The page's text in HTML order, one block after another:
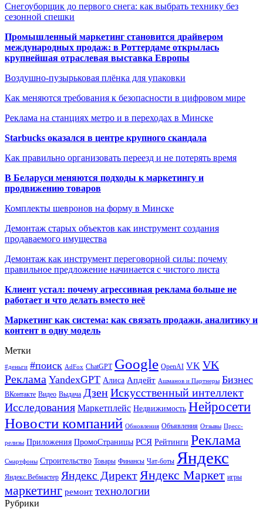
Снегоуборщик до первого снега: как выбрать технику без
сезонной спешки
Промышленный маркетинг становится драйвером
международных продаж: в Роттердаме открылась
крупнейшая отраслевая выставка Европы
Воздушно-пузырьковая плёнка для упаковки
Как меняются требования к безопасности в цифровом мире
Реклама на станциях метро и в переходах в Минске
Starbucks оказался в центре крупного скандала
Как правильно организовать переезд и не потерять время
В Беларуси меняются подходы к маркетингу и
продвижению товаров
Комплекты шевронов на форму в Минске
Демонтаж старых объектов как инструмент создания
продаваемого имущества
Демонтаж как инструмент переговорной силы: почему
правильное предложение начинается с чистого листа
Клиент устал: почему агрессивная реклама больше не
работает и что делать вместо неё
Маркетинг как система: как связать продажи, аналитику и
контент в одну модель
Метки
#деньги #поиск AdFox ChatGPT Google OpenAI VK VK
Реклама YandexGPT Алиса Апдейт Ашманов и Партнеры Бизнес
ВКонтакте Видео Выдача ДзенИскусственный интеллект
Исследования Маркетплейс Недвижимость Нейросети
Новости компаний Обновления Объявления Отзывы Пресс-
релизы Приложения ПромоСтраницы РСЯ Рейтинги Реклама
Смартфоны Строительство Товары Финансы Чат-боты Яндекс
Яндекс.Вебмастер Яндекс Директ Яндекс Маркет игры
маркетинг ремонт технологии
Рубрики